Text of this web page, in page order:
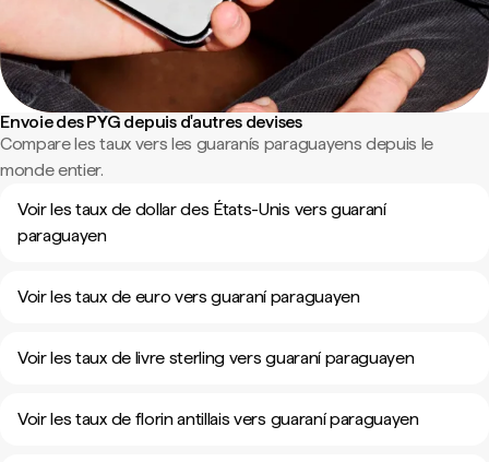
Envoie des PYG depuis d'autres devises
Compare les taux vers les guaranís paraguayens depuis le
monde entier.
Voir les taux de dollar des États-Unis vers guaraní
paraguayen
Voir les taux de euro vers guaraní paraguayen
Voir les taux de livre sterling vers guaraní paraguayen
Voir les taux de florin antillais vers guaraní paraguayen